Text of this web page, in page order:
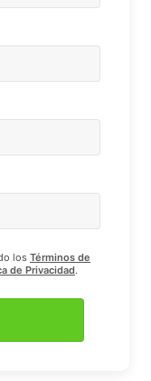
los Términos de
de Privacidad.